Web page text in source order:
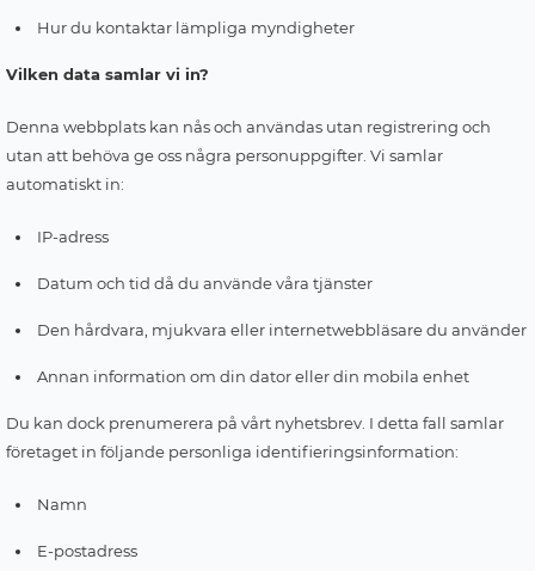
Hur du kontaktar lämpliga myndigheter
Vilken data samlar vi in?
Denna webbplats kan nås och användas utan registrering och
utan att behöva ge oss några personuppgifter. Vi samlar
automatiskt in:
IP-adress
Datum och tid då du använde våra tjänster
Den hårdvara, mjukvara eller internetwebbläsare du använder
Annan information om din dator eller din mobila enhet
Du kan dock prenumerera på vårt nyhetsbrev. I detta fall samlar
företaget in följande personliga identifieringsinformation:
Namn
E-postadress